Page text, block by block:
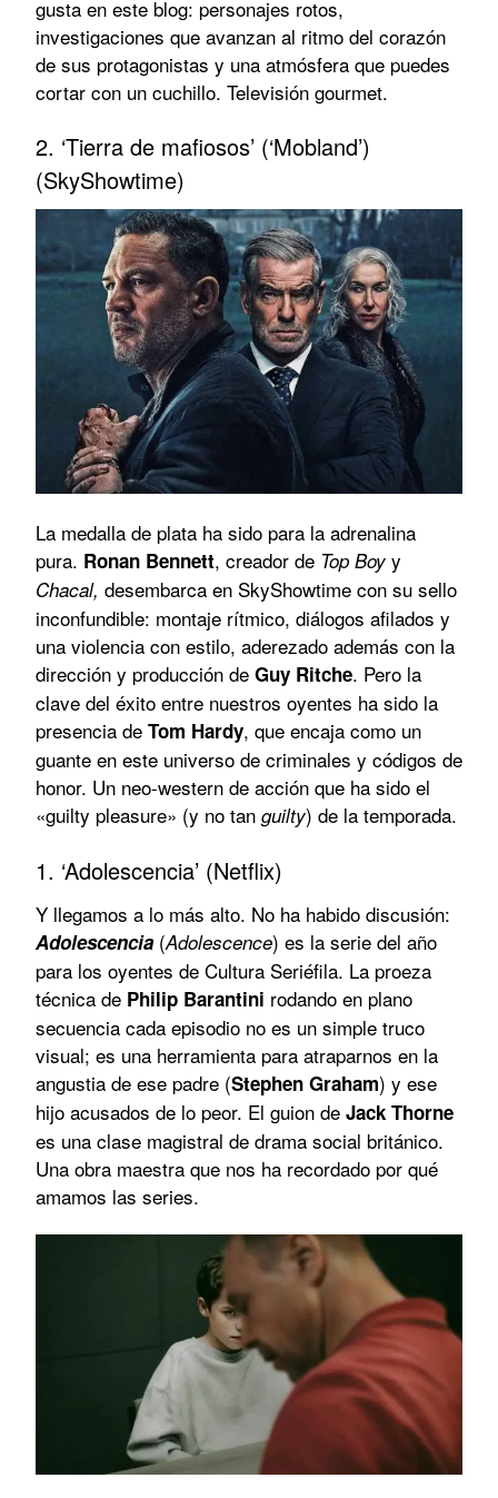
gusta en este blog: personajes rotos,
investigaciones que avanzan al ritmo del corazón
de sus protagonistas y una atmósfera que puedes
cortar con un cuchillo. Televisión gourmet.
2. ‘Tierra de mafiosos’ (‘Mobland’)
(SkyShowtime)
La medalla de plata ha sido para la adrenalina
pura. Ronan Bennett, creador de Top Boy y
Chacal, desembarca en SkyShowtime con su sello
inconfundible: montaje rítmico, diálogos afilados y
una violencia con estilo, aderezado además con la
dirección y producción de Guy Ritche. Pero la
clave del éxito entre nuestros oyentes ha sido la
presencia de Tom Hardy, que encaja como un
guante en este universo de criminales y códigos de
honor. Un neo-western de acción que ha sido el
«guilty pleasure» (y no tan guilty) de la temporada.
1. ‘Adolescencia’ (Netflix)
Y llegamos a lo más alto. No ha habido discusión:
Adolescencia (Adolescence) es la serie del año
para los oyentes de Cultura Seriéfila. La proeza
técnica de Philip Barantini rodando en plano
secuencia cada episodio no es un simple truco
visual; es una herramienta para atraparnos en la
angustia de ese padre (Stephen Graham) y ese
hijo acusados de lo peor. El guion de Jack Thorne
es una clase magistral de drama social británico.
Una obra maestra que nos ha recordado por qué
amamos las series.